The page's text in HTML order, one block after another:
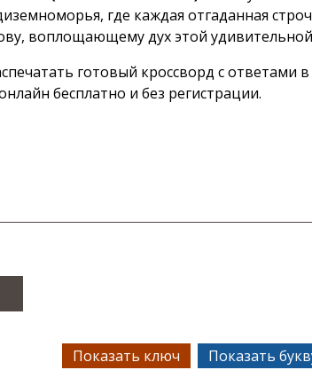
где каждая отгаданная
воплощающему дух этой
готовый кроссворд с ответами
бесплатно и без регистрации.
Показать ключ
Показать